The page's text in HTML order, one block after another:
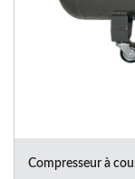
Compresseur à